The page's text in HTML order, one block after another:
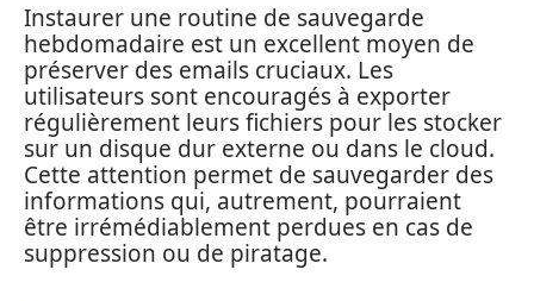
Instaurer une routine de sauvegarde
hebdomadaire est un excellent moyen de
préserver des emails cruciaux. Les
utilisateurs sont encouragés à exporter
régulièrement leurs fichiers pour les stocker
sur un disque dur externe ou dans le cloud.
Cette attention permet de sauvegarder des
informations qui, autrement, pourraient
être irrémédiablement perdues en cas de
suppression ou de piratage.